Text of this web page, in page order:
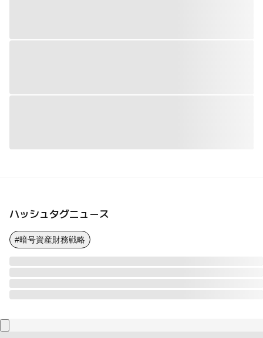
ハッシュタグニュース
#暗号資産財務戦略